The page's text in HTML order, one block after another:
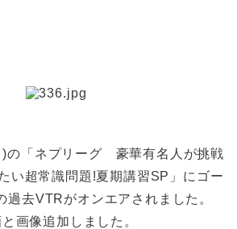
の「ネプリーグ 豪華有名人が挑戦
い超常識問題!夏期講習SP」にゴー
過去VTRがオンエアされました。
画像追加しました。